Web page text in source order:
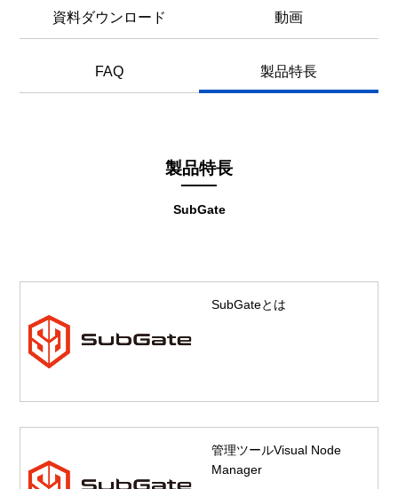
資料ダウンロード 動画
FAQ 製品特長
SubGate
製品特長
SubGateとは
管理ツールVisual Node
Manager